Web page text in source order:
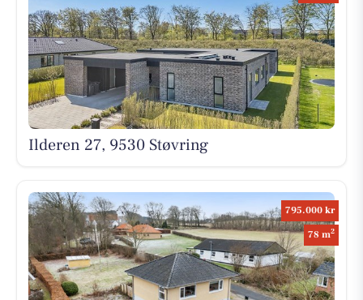
Ilderen 27, 9530 Støvring
795.000 kr
78 m2